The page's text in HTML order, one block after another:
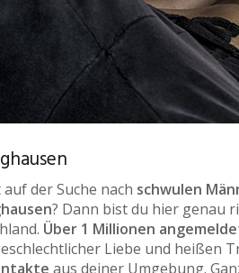
der Suche nach schwulen
? Dann bist du hier genau
Über 1 Millionen
Liebe und heißen
aus deiner Umgebung.